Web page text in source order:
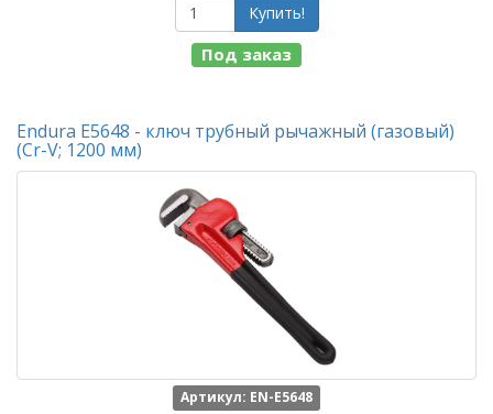
Купить!
Под заказ
Endura E5648 - ключ трубный рычажный (газовый)
(Cr-V; 1200 мм)
Артикул: EN-E5648